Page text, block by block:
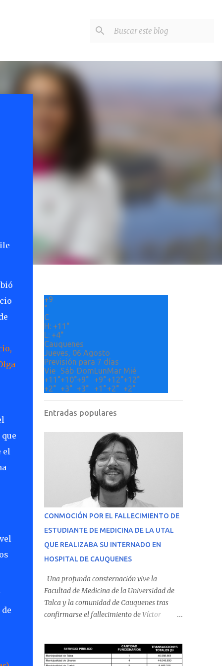
el
+9
°
C
H: +11°
L: +4°
Cauquenes
Jueves, 06 Agosto
Previsión para 7 días
Vie
Sáb DomLunMar Mié
+11°+10°+9° +9°+12°+12°
+2° +3° +3° +1°+2° +2°
Entradas populares
CONMOCIÓN POR EL FALLECIMIENTO DE
ESTUDIANTE DE MEDICINA DE LA UTAL
QUE REALIZABA SU INTERNADO EN
HOSPITAL DE CAUQUENES
Una profunda consternación vive la
Facultad de Medicina de la Universidad de
Talca y la comunidad de Cauquenes tras
confirmarse el fallecimiento de Víctor
Cauquenes. De acuerdo con los antecedentes
conocidos, el joven se presentó a cumplir su